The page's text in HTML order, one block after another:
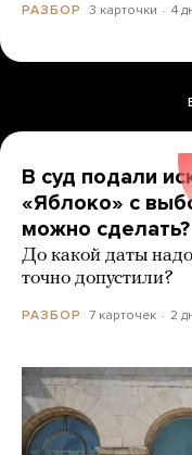
РАЗБОР 3 карточки 4
В суд подали
«Яблоко» с
можно сделать?
До какой даты
точно допустили?
РАЗБОР 7 карточек 2